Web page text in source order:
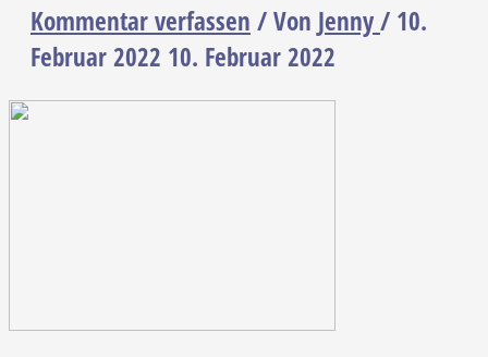
Kommentar verfassen / Von Jenny/ 10.
Februar 2022 10. Februar 2022